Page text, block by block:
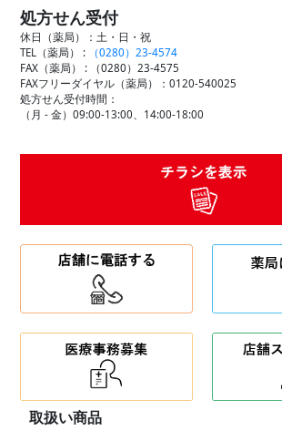
処方せん受付
休日（薬局）：土・日・祝
TEL（薬局） :
（0280）23-4574
FAX（薬局） :
（0280）23-4575
FAXフリーダイヤル（薬局）：0120-540025
処方せん受付時間：
（月 - 金）09:00-13:00、14:00-18:00
取扱い商品